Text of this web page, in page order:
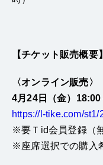
【チケット販売概要】
〈オンライン販売〉
4月24日（金）18:00
https://l-tike.com/st1/
※要Ｔid会員登録（
※座席選択での購入